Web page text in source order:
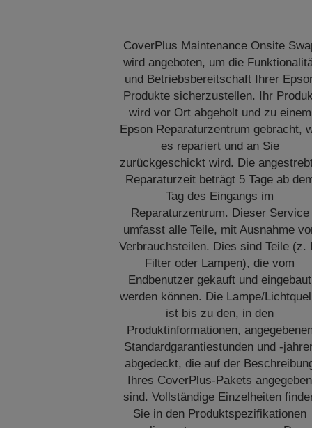
CoverPlus Maintenance Onsite
wird angeboten, um die
und Betriebsbereitschaft Ihrer
Produkte sicherzustellen. Ihr
wird vor Ort abgeholt und zu einem
Epson Reparaturzentrum gebracht,
es repariert und an Sie
zurückgeschickt wird. Die
Reparaturzeit beträgt 5 Tage ab
Tag des Eingangs im
Reparaturzentrum. Dieser Service
umfasst alle Teile, mit Ausnahme
Verbrauchsteilen. Dies sind Teile (z.
Filter oder Lampen), die vom
Endbenutzer gekauft und eingebaut
werden können. Die Lampe/
ist bis zu den, in den
Produktinformationen,
Standardgarantiestunden und -
abgedeckt, die auf der
Ihres CoverPlus-Pakets angegeben
sind. Vollständige Einzelheiten
Sie in den Produktspezifikationen